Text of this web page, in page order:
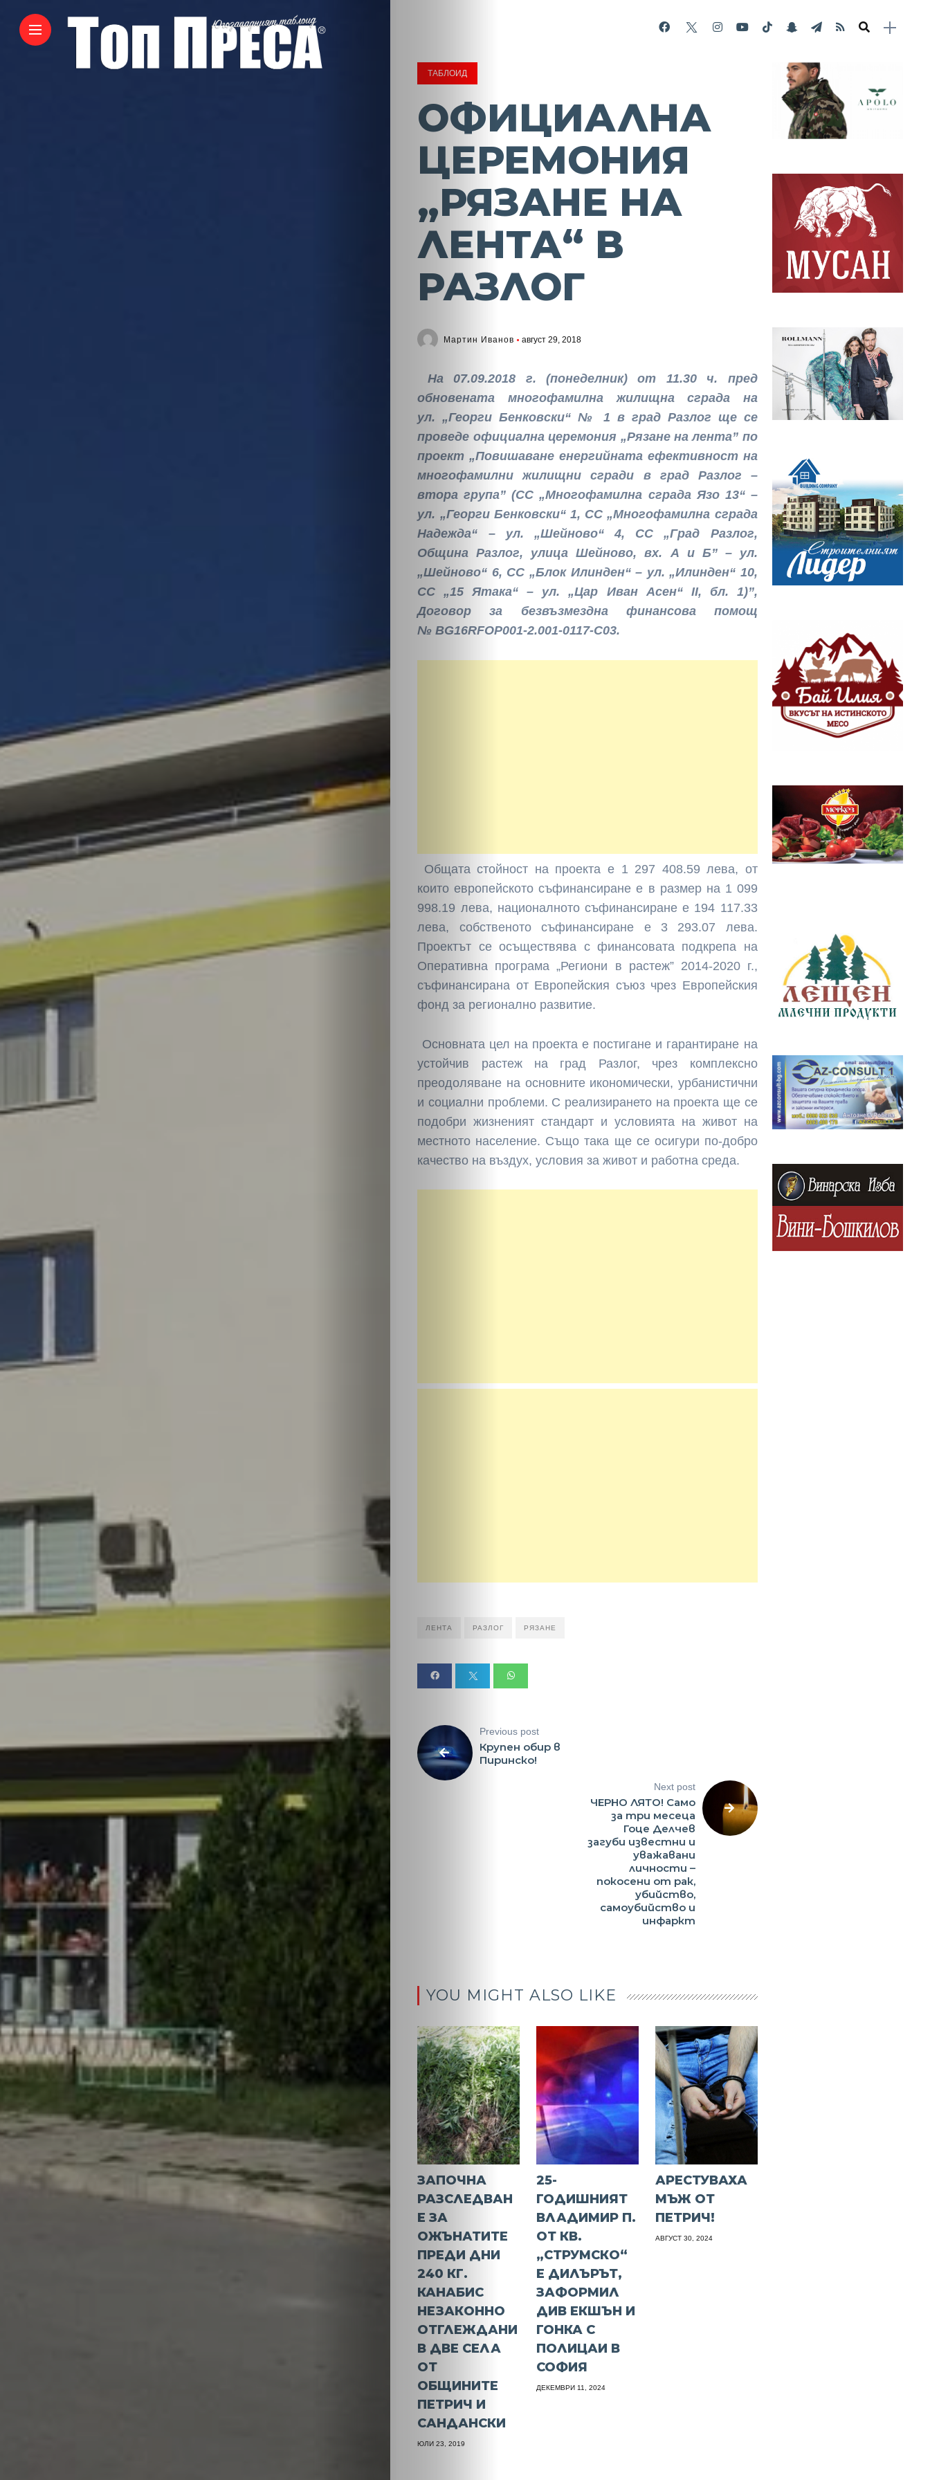
НАЧАЛО
Новини
ТАБЛОИД
ОФИЦИАЛНА
ЦЕРЕМОНИЯ
„РЯЗАНЕ НА
ЛЕНТА“ В
РАЗЛОГ
Мартин Иванов август 29, 2018
На07.09.2018 г. (понеделник) от 11.30ч. пред
обновената многофамилна жилищна сграда на
ул.„Георги Бенковски“ № 1 в град Разлог ще се
проведе официална церемония „Рязане на лента” по
проект„Повишаване енергийната ефективност на
многофамилни жилищни сгради в град Разлог –
втора група” (СС „Многофамилна сграда Язо 13“ –
ул. „Георги Бенковски“ 1, СС „Многофамилна сграда
Надежда“ – ул. „Шейново“ 4, СС „Град Разлог,
Община Разлог, улица Шейново, вх. А и Б” – ул.
„Шейново“ 6, СС „Блок Илинден“ – ул. „Илинден“ 10,
СС „15 Ятака“ – ул. „Цар Иван Асен“ II, бл. 1)”,
Договор за безвъзмездна финансова помощ
№BG16RFOP001-2.001-0117-C03.
Общата стойност на проекта е 1 297 408.59 лева, от
които европейското съфинансиране е в размер на 1 099
998.19 лева, националното съфинансиране е 194 117.33
лева, собственото съфинансиране е 3 293.07 лева.
Проектът се осъществява с финансовата подкрепа на
Оперативна програма „Региони в растеж” 2014-2020 г.,
съфинансирана от Европейския съюз чрез Европейския
фонд за регионално развитие.
Основната цел на проекта е постигане и гарантиране на
устойчив растеж на град Разлог, чрез комплексно
преодоляване на основните икономически, урбанистични
и социални проблеми. С реализирането на проекта ще се
подобри жизненият стандарт и условията на живот на
местното население. Също така ще се осигури по-добро
качество на въздух, условия за живот и работна среда.
ЛЕНТА РАЗЛОГ РЯЗАНЕ
Previous post
Крупен обир в
Пиринско!
Next post
ЧЕРНО ЛЯТО! Само
за три месеца
Гоце Делчев
загуби известни и
уважавани
личности –
покосени от рак,
убийство,
самоубийство и
инфаркт
YOU MIGHT ALSO LIKE
ЗАПОЧНА
РАЗСЛЕДВАН
Е ЗА
ОЖЪНАТИТЕ
ПРЕДИ ДНИ
240 КГ.
КАНАБИС
НЕЗАКОННО
ОТГЛЕЖДАНИ
В ДВЕ СЕЛА
ОТ
ОБЩИНИТЕ
ПЕТРИЧ И
САНДАНСКИ
ЮЛИ 23, 2019
25-
ГОДИШНИЯТ
ВЛАДИМИР П.
ОТ КВ.
„СТРУМСКО“
Е ДИЛЪРЪТ,
ЗАФОРМИЛ
ДИВ ЕКШЪН И
ГОНКА С
ПОЛИЦАИ В
СОФИЯ
ДЕКЕМВРИ 11, 2024
АРЕСТУВАХА
МЪЖ ОТ
ПЕТРИЧ!
АВГУСТ 30, 2024